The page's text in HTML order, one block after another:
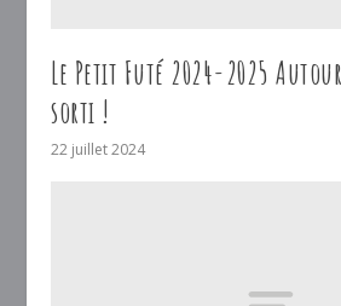
Le Petit Futé 2024-2025
sorti !
22 juillet 2024